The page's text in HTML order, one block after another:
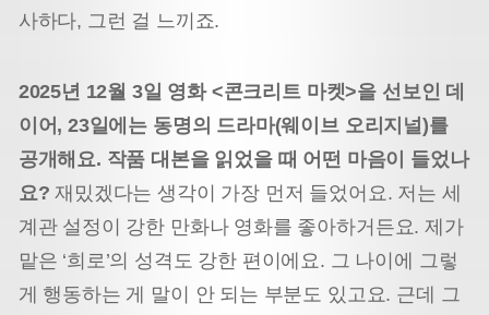
사하다, 그런 걸 느끼죠.
2025년 12월 3일 영화 <콘크리트 마켓>을 선보인 데
이어, 23일에는 동명의 드라마(웨이브 오리지널)를
공개해요. 작품 대본을 읽었을 때 어떤 마음이 들었나
요? 재밌겠다는 생각이 가장 먼저 들었어요. 저는 세
계관 설정이 강한 만화나 영화를 좋아하거든요. 제가
맡은 ‘희로’의 성격도 강한 편이에요. 그 나이에 그렇
게 행동하는 게 말이 안 되는 부분도 있고요. 근데 그